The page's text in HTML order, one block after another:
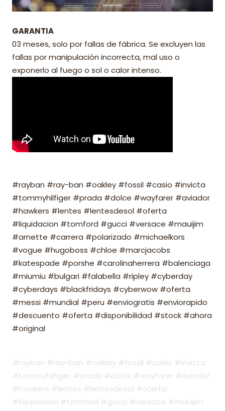
GARANTIA
03 meses, solo por fallas de fábrica. Se excluyen las
fallas por manipulación incorrecta, mal uso o
exponerlo al fuego o sol o calor intenso.
#rayban #ray-ban #oakley #fossil #casio #invicta
#tommyhilfiger #prada #dolce #wayfarer #aviador
#hawkers #lentes #lentesdesol #oferta
#liquidacion #tomford #gucci #versace #mauijim
#arnette #carrera #polarizado #michaelkors
#vogue #hugoboss #chloe #marcjacobs
#katespade #porshe #carolinaherrera #balenciaga
#miumiu #bulgari #falabella #ripley #cyberday
#cyberdays #blackfridays #cyberwow #oferta
#messi #mundial #peru #enviogratis #enviorapido
#descuento #oferta #disponibilidad #stock #ahora
#original
#rayban #ray-ban #oakley #fossil #casio #invicta
#tommyhilfiger #prada #dolce #wayfarer #aviador
#hawkers #lentes #lentesdesol #oferta
#liquidacion #tomford #gucci #versace #mauijim